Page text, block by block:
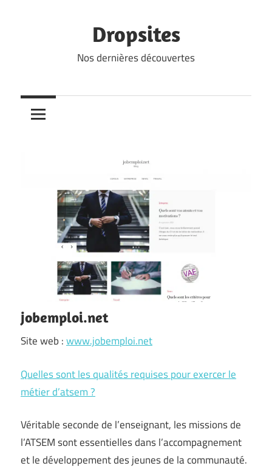
Dropsites
Nos dernières découvertes
jobemploi.net
Site web :www.jobemploi.net
Quelles sont les qualités requises pour exercer le
métier d’atsem ?
Véritable seconde de l’enseignant, les missions de
l’ATSEM sont essentielles dans l’accompagnement
et le développement des jeunes de la communauté.